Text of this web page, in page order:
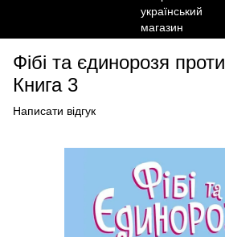
Фібі та єдинорозя проти
Книга 3
Написати відгук